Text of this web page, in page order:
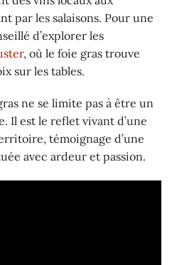
par les salaisons. Pour une
d’explorer les
, où le foie gras trouve
sur les tables.
ne se limite pas à être un
Il est le reflet vivant d’une
témoignage d’une
avec ardeur et passion.